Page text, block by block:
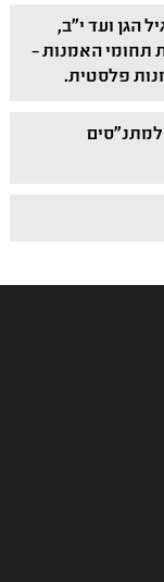
הגן ועד י"ב,
תחומי האמנות –
פלסטית.